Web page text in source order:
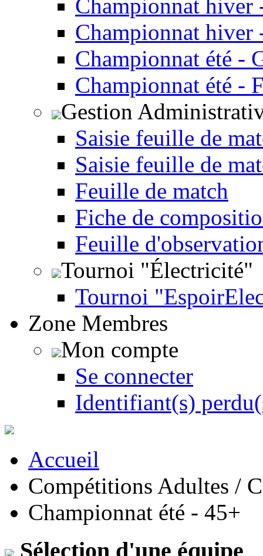
Championnat hiver
Championnat hiver
Championnat été -
Championnat été -
Gestion
Saisie feuille de
Saisie feuille de
Feuille de match
Fiche de
Feuille
Tournoi "Électricité"
Tournoi
Zone Membres
Mon compte
Se connecter
Identifiant(s)
Accueil
Compétitions Adultes /
Championnat été - 45+
Sélection d'une équipe